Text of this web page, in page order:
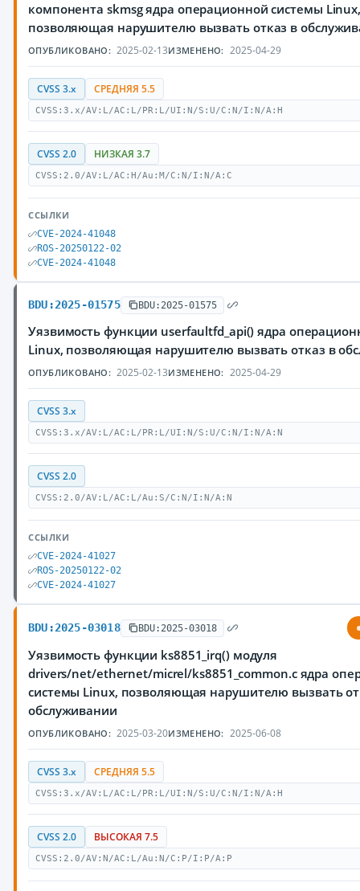
компонента skmsg ядра операционной системы
позволяющая нарушителю вызвать отказ в
ОПУБЛИКОВАНО: 2025-02-13ИЗМЕНЕНО: 2025-04-29
CVSS 3.x СРЕДНЯЯ 5.5
CVSS:3.x/AV:L/AC:L/PR:L/UI:N/S:U/C:N/I:N/A:H
CVSS 2.0 НИЗКАЯ 3.7
CVSS:2.0/AV:L/AC:H/Au:M/C:N/I:N/A:C
ССЫЛКИ
CVE-2024-41048
ROS-20250122-02
CVE-2024-41048
BDU:2025-01575 BDU:2025-01575
Уязвимость функции userfaultfd_api() ядра
Linux, позволяющая нарушителю вызвать отказ в
ОПУБЛИКОВАНО: 2025-02-13ИЗМЕНЕНО: 2025-04-29
CVSS 3.x
CVSS:3.x/AV:L/AC:L/PR:L/UI:N/S:U/C:N/I:N/A:N
CVSS 2.0
CVSS:2.0/AV:L/AC:L/Au:S/C:N/I:N/A:N
ССЫЛКИ
CVE-2024-41027
ROS-20250122-02
CVE-2024-41027
BDU:2025-03018 BDU:2025-03018
Уязвимость функции ks8851_irq() модуля
drivers/net/ethernet/micrel/ks8851_common.c ядра
системы Linux, позволяющая нарушителю вызвать
обслуживании
ОПУБЛИКОВАНО: 2025-03-20ИЗМЕНЕНО: 2025-06-08
CVSS 3.x СРЕДНЯЯ 5.5
CVSS:3.x/AV:L/AC:L/PR:L/UI:N/S:U/C:N/I:N/A:H
CVSS 2.0 ВЫСОКАЯ 7.5
CVSS:2.0/AV:N/AC:L/Au:N/C:P/I:P/A:P